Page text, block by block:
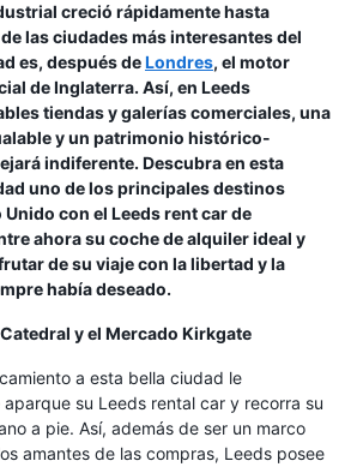
creció rápidamente hasta
las ciudades más interesantes del
es, después deLondres, el motor
de Inglaterra. Así, en Leeds
tiendas y galerías comerciales, una
y un patrimonio histórico-
indiferente. Descubra en esta
uno de los principales destinos
con el Leeds rent car de
ahora su coche de alquiler ideal y
de su viaje con la libertad y la
había deseado.
y el Mercado Kirkgate
a esta bella ciudad le
su Leeds rental car y recorra su
a pie. Así, además de ser un marco
amantes de las compras, Leeds posee